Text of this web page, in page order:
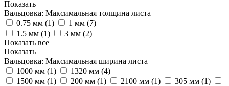
Показать
Вальцовка: Максимальная толщина листа
0.75 мм (1) 1 мм (7)
1.5 мм (1) 3 мм (2)
Показать все
Показать
Вальцовка: Максимальная ширина листа
1000 мм (1) 1320 мм (4)
1500 мм (1) 200 мм (1) 2100 мм (1) 305 мм (1)